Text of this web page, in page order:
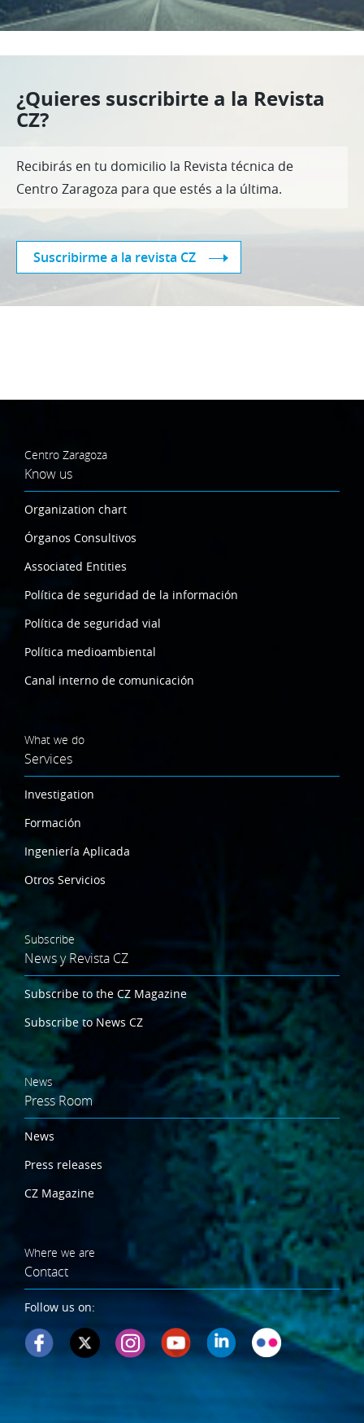
¿Quieres suscribirte a la Revista
CZ?
Recibirás en tu domicilio la Revista técnica de
Centro Zaragoza para que estés a la última.
Suscribirme a la revista CZ
Centro Zaragoza
Know us
Organization chart
Órganos Consultivos
Associated Entities
Política de seguridad de la información
Política de seguridad vial
Política medioambiental
Canal interno de comunicación
What we do
Services
Investigation
Formación
Ingeniería Aplicada
Otros Servicios
Subscribe
News y Revista CZ
Subscribe to the CZ Magazine
Subscribe to News CZ
News
Press Room
News
Press releases
CZ Magazine
Where we are
Contact
Follow us on: